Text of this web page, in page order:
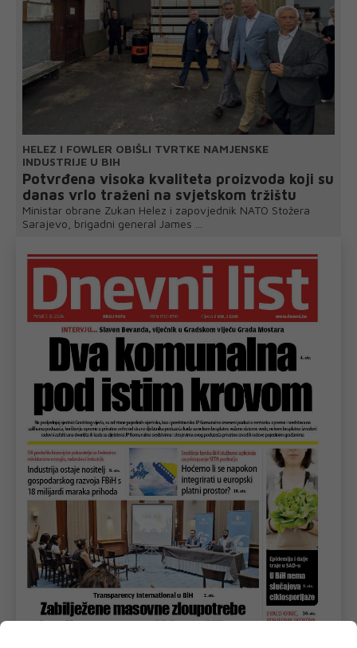
HELEZ I FOWLER OBIŠLI TVRTKE NAMJENSKE
INDUSTRIJE U BIH
Potvrđena visoka kvaliteta proizvoda koji su
danas vrlo traženi na svjetskom tržištu
Ministar obrane Zukan Helez i zapovjednik NATO Stožera
Sarajevo, brigadni general James ...